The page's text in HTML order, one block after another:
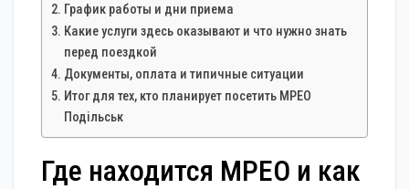
График работы и дни приема
Какие услуги здесь оказывают и что нужно знать
перед поездкой
Документы, оплата и типичные ситуации
Итог для тех, кто планирует посетить МРЕО
Подільськ
Где находится МРЕО и как